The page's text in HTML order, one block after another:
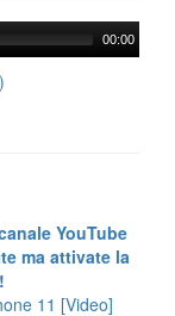
00:00
YouTube
ma attivate la
11 [Video]